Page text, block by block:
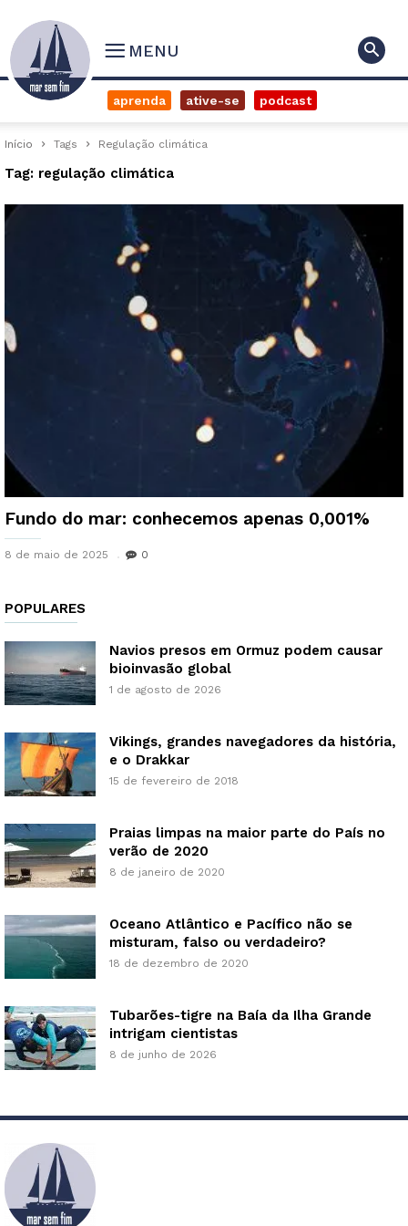
MENU
aprenda ative-se podcast
Início Tags Regulação climática
Tag: regulação climática
Fundo do mar: conhecemos apenas 0,001%
8 de maio de 2025 0
POPULARES
Navios presos em Ormuz podem causar
bioinvasão global
1 de agosto de 2026
Vikings, grandes navegadores da história,
e o Drakkar
15 de fevereiro de 2018
Praias limpas na maior parte do País no
verão de 2020
8 de janeiro de 2020
Oceano Atlântico e Pacífico não se
misturam, falso ou verdadeiro?
18 de dezembro de 2020
Tubarões-tigre na Baía da Ilha Grande
intrigam cientistas
8 de junho de 2026